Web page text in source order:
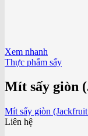
Xem nhanh
Thực phẩm sấy
Mít sấy giòn
Mít sấy giòn
Liên hệ